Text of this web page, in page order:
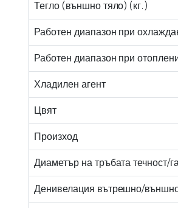
Тегло (външно тяло) (кг.)
Работен диапазон при
Работен диапазон при
Хладилен агент
Цвят
Произход
Диаметър на тръбата течност/
Денивелация вътрешно/